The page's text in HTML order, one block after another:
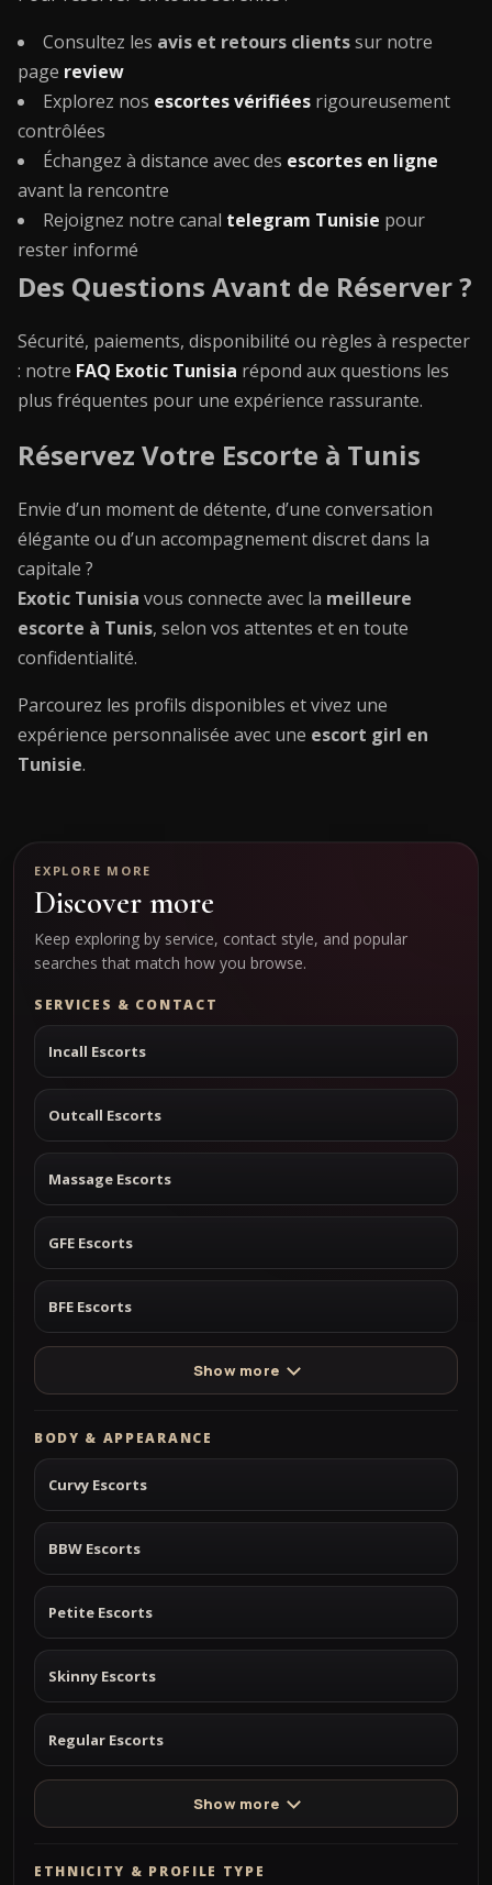
Consultez les avis et retours clientssur notre
page review
Explorez nos escortes vérifiées rigoureusement
contrôlées
Échangez à distance avec des escortes en ligne
avant la rencontre
Rejoignez notre canal telegram Tunisie pour
rester informé
Des Questions Avant de Réserver ?
Sécurité, paiements, disponibilité ou règles à respecter
: notre FAQ Exotic Tunisia répond aux questions les
plus fréquentes pour une expérience rassurante.
Réservez Votre Escorte à Tunis
Envie d’un moment de détente, d’une conversation
élégante ou d’un accompagnement discret dans la
capitale ?
Exotic Tunisia vous connecte avec la meilleure
escorte à Tunis, selon vos attentes et en toute
confidentialité.
Parcourez les profils disponibles et vivez une
expérience personnalisée avec une escort girl en
Tunisie.
EXPLORE MORE
Discover more
Keep exploring by service, contact style, and popular
searches that match how you browse.
SERVICES & CONTACT
Incall Escorts
Outcall Escorts
Massage Escorts
GFE Escorts
BFE Escorts
Show more
BODY & APPEARANCE
Curvy Escorts
BBW Escorts
Petite Escorts
Skinny Escorts
Regular Escorts
Show more
ETHNICITY & PROFILE TYPE